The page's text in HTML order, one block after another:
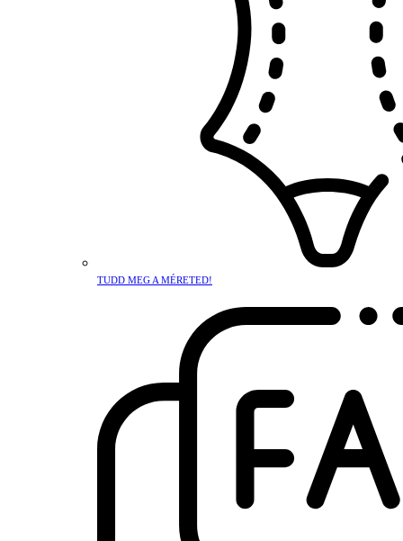
TUDD MEG A MÉRETED!